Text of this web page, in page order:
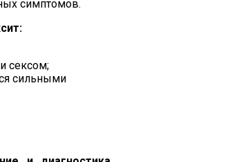
симптомов.
сексом;
сильными